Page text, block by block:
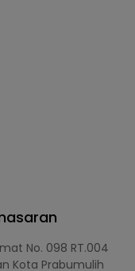
No. 098 RT.004
Kota Prabumulih